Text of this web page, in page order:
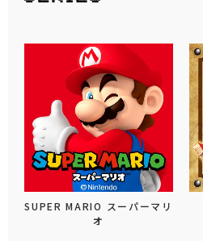
SUPER MARIO スーパーマリ
オ